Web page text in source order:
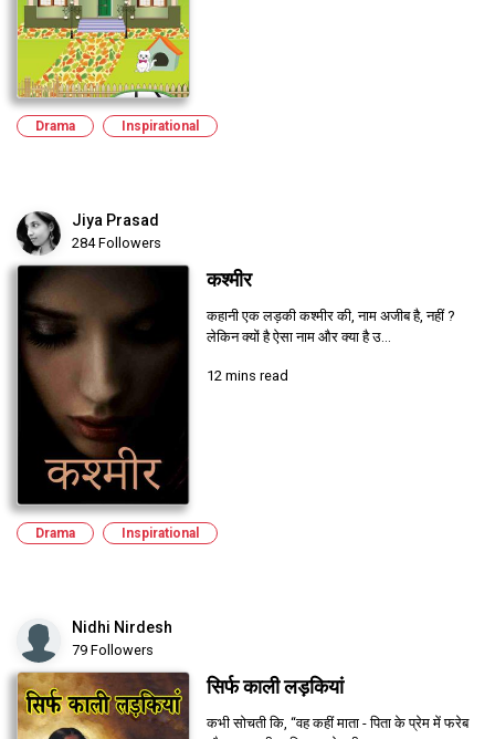
Drama Inspirational
Jiya Prasad
284 Followers
कश्मीर
कहानी एक लड़की कश्मीर की, नाम अजीब है, नहीं ?
लेकिन क्यों है ऐसा नाम और क्या है उ...
12 mins read
Drama Inspirational
Nidhi Nirdesh
79 Followers
सिर्फ काली लड़कियां
कभी सोचती कि, “वह कहीं माता - पिता के प्रेम में फरेब